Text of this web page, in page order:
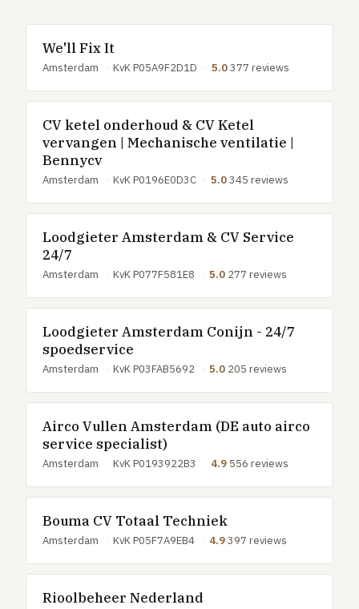
Word vakman
Inloggen
We'll Fix It
Amsterdam · KvK P05A9F2D1D · 5.0377 reviews
CV ketel onderhoud & CV Ketel
vervangen | Mechanische ventilatie |
Bennycv
Amsterdam · KvK P0196E0D3C · 5.0345 reviews
Loodgieter Amsterdam & CV Service
24/7
Amsterdam · KvK P077F581E8 · 5.0 277 reviews
Loodgieter Amsterdam Conijn - 24/7
spoedservice
Amsterdam · KvK P03FAB5692 · 5.0 205 reviews
Airco Vullen Amsterdam (DE auto airco
service specialist)
Amsterdam · KvK P0193922B3 · 4.9 556 reviews
Bouma CV Totaal Techniek
Amsterdam · KvK P05F7A9EB4 · 4.9397 reviews
Rioolbeheer Nederland